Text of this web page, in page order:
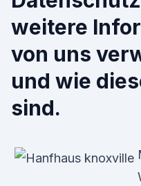
weitere
von uns
und wie
sind.